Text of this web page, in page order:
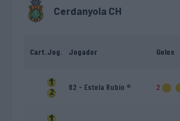
Cerdanyola CH
Cart.Jog. Jogador Golos
82 - Estela Rubio ® 2